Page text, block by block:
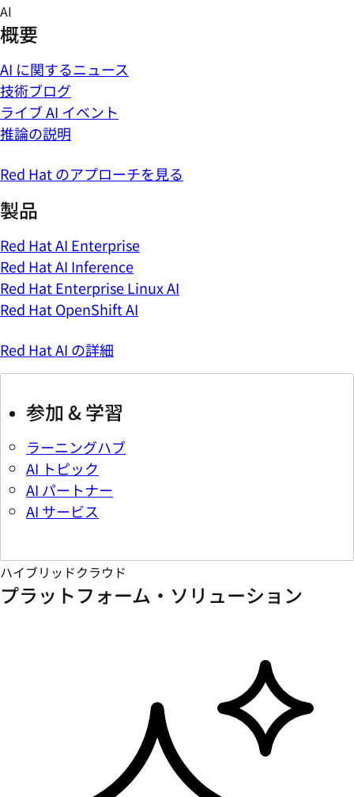
Skip
to
content
AI
概要
AI に関するニュース
技術ブログ
ライブ AI イベント
推論の説明
Red Hat のアプローチを見る
製品
Red Hat AI Enterprise
Red Hat AI Inference
Red Hat Enterprise Linux AI
Red Hat OpenShift AI
Red Hat AI の詳細
参加 & 学習
ラーニングハブ
AI トピック
AI パートナー
AI サービス
ハイブリッドクラウド
プラットフォーム・ソリューション